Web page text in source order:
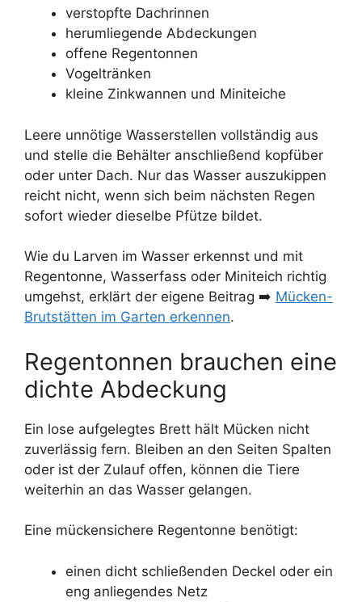
verstopfte Dachrinnen
herumliegende Abdeckungen
offene Regentonnen
Vogeltränken
kleine Zinkwannen und Miniteiche
Leere unnötige Wasserstellen vollständig aus
und stelle die Behälter anschließend kopfüber
oder unter Dach. Nur das Wasser auszukippen
reicht nicht, wenn sich beim nächsten Regen
sofort wieder dieselbe Pfütze bildet.
Wie du Larven im Wasser erkennst und mit
Regentonne, Wasserfass oder Miniteich richtig
umgehst, erklärt der eigene Beitrag ➡️ Mücken-
Brutstätten im Garten erkennen.
Regentonnen brauchen eine
dichte Abdeckung
Ein lose aufgelegtes Brett hält Mücken nicht
zuverlässig fern. Bleiben an den Seiten Spalten
oder ist der Zulauf offen, können die Tiere
weiterhin an das Wasser gelangen.
Eine mückensichere Regentonne benötigt:
einen dicht schließenden Deckel oder ein
eng anliegendes Netz